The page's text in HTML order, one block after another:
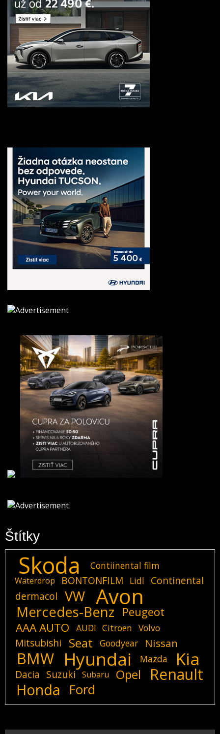
Štítky
Skoda Contiinental film
Waterdrop BONTONFILM Lidl
Continental
dermacol
VW Avon
Mercedes-Benz
Peugeot
AAA AUTO
AUDI Citroen Volvo
Mitsubishi Seat Goodyear Nissan
BMW Hyundai Mazda Kia
Dacia Suzuki Subaru Opel Renault
Honda Ford